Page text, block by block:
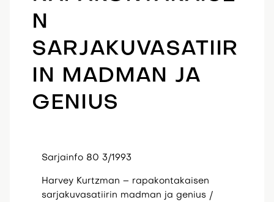
N
SARJAKUVASATIIR
IN MADMAN JA
GENIUS
Sarjainfo 80 3/1993
Harvey Kurtzman – rapakontakaisen
sarjakuvasatiirin madman ja genius /